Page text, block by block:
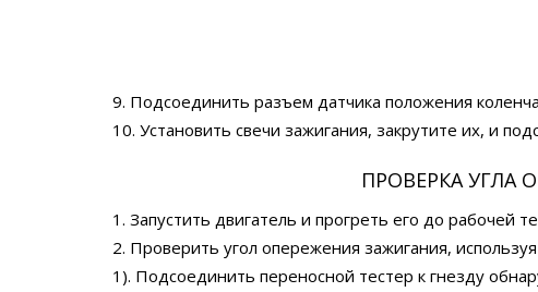
9. Подсоединить разъем датчика положения
10. Установить свечи зажигания, закрутите их, и
ПРОВЕРКА УГЛА
1. Запустить двигатель и прогреть его до рабочей
2. Проверить угол опережения зажигания,
1). Подсоединить переносной тестер к гнезду